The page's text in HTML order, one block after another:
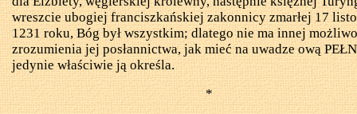
wreszcie ubogiej franciszkańskiej zakonnicy zmarłej 17
1231 roku, Bóg był wszystkim; dlatego nie ma innej
zrozumienia jej posłannictwa, jak mieć na uwadze ową
jedynie właściwie ją określa.
*